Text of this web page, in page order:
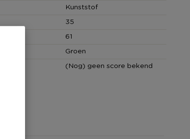
Kunststof
35
61
Groen
(Nog) geen score bekend